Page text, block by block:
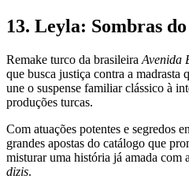
13. Leyla: Sombras
Remake turco da brasileira Avenida
que busca justiça contra a madrasta
une o suspense familiar clássico à
produções turcas.
Com atuações potentes e segredos
grandes apostas do catálogo que
misturar uma história já amada com
dizis.